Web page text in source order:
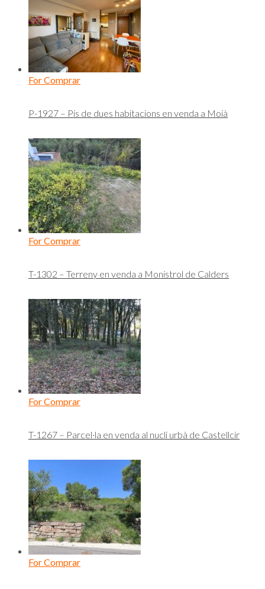
For Comprar
P-1927 – Pis de dues habitacions en venda a Moià
For Comprar
T-1302 – Terreny en venda a Monistrol de Calders
For Comprar
T-1267 – Parcel·la en venda al nucli urbà de Castellcir
For Comprar